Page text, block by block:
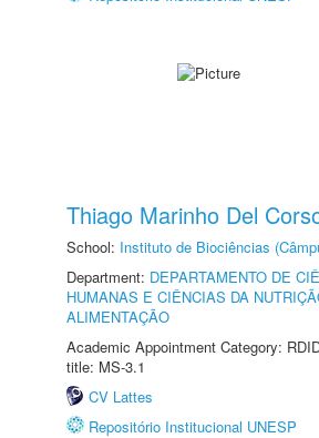
Thiago Marinho Del
School: Instituto de Biociências
Department: DEPARTAMENTO DE
HUMANAS E CIÊNCIAS DA
ALIMENTAÇÃO
Academic Appointment Category:
title: MS-3.1
CV Lattes
Repositório Institucional UNESP